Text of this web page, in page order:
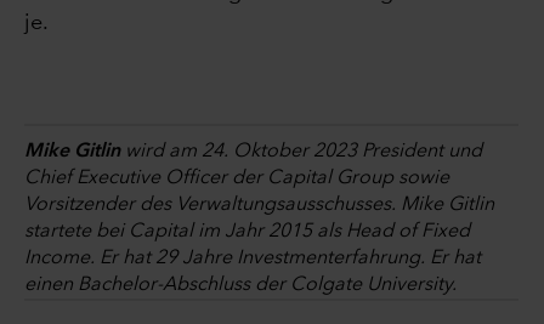
je.
Mike Gitlinwird am 24. Oktober 2023 President und
Chief Executive Officer der Capital Group sowie
Vorsitzender des Verwaltungsausschusses. Mike Gitlin
startete bei Capital im Jahr 2015 als Head of Fixed
Income. Er hat 29 Jahre Investmenterfahrung. Er hat
einen Bachelor-Abschluss der Colgate University.